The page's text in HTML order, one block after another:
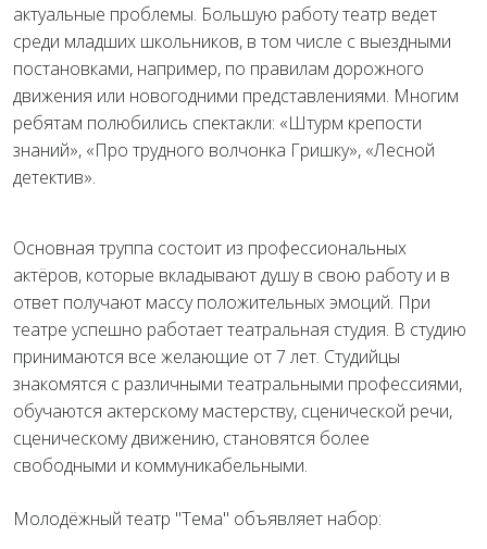
актуальные проблемы. Большую работу театр ведет
среди младших школьников, в том числе с выездными
постановками, например, по правилам дорожного
движения или новогодними представлениями. Многим
ребятам полюбились спектакли: «Штурм крепости
знаний», «Про трудного волчонка Гришку», «Лесной
детектив».
Основная труппа состоит из профессиональных
актёров, которые вкладывают душу в свою работу и в
ответ получают массу положительных эмоций. При
театре успешно работает театральная студия. В студию
принимаются все желающие от 7 лет. Студийцы
знакомятся с различными театральными профессиями,
обучаются актерскому мастерству, сценической речи,
сценическому движению, становятся более
свободными и коммуникабельными.
Молодёжный театр "Тема" объявляет набор: